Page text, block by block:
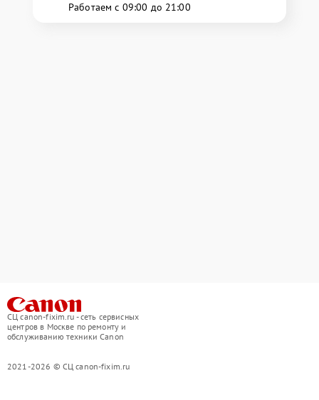
Работаем с 09:00 до 21:00
СЦ canon-fixim.ru - сеть сервисных
центров в Москве по ремонту и
обслуживанию техники Canon
2021-2026 © СЦ canon-fixim.ru